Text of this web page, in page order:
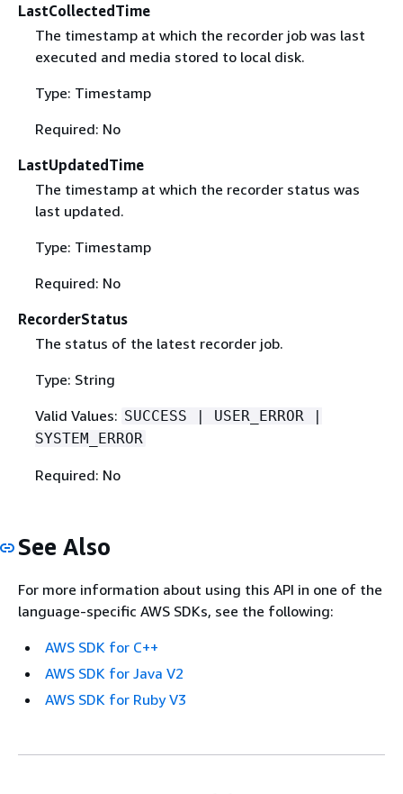
LastCollectedTime
The timestamp at which the recorder job was last
executed and media stored to local disk.
Type: Timestamp
Required: No
LastUpdatedTime
The timestamp at which the recorder status was
last updated.
Type: Timestamp
Required: No
RecorderStatus
The status of the latest recorder job.
Type: String
Valid Values: SUCCESS | USER_ERROR |
SYSTEM_ERROR
Required: No
See Also
For more information about using this API in one of the
language-specific AWS SDKs, see the following:
AWS SDK for C++
AWS SDK for Java V2
AWS SDK for Ruby V3